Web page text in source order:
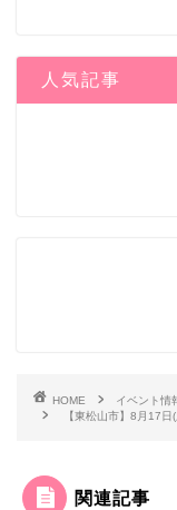
人気記事
HOME
イベント情
【東松山市】8月17
関連記事